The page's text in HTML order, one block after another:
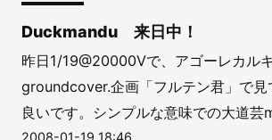
Duckmandu 来日中！
昨日1/19@20000Vで、アゴーレカル
groundcover.企画「フルテン君」で見
良いです。シンプルな意味での大道芸
2008-01-19 18:46